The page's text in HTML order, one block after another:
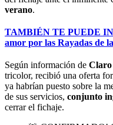
verano.
TAMBIÉN TE PUEDE
amor por las Rayadas de
Según información de Claro
tricolor, recibió una oferta
ya habrían puesto sobre la
de sus servicios, conjunto
cerrar el fichaje.